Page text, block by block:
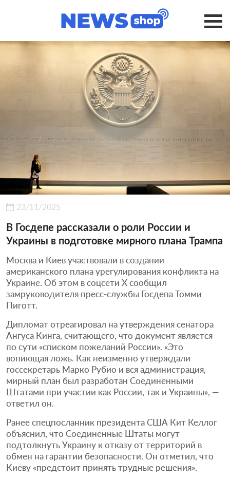
23/11/2025
В Госдепе рассказали о роли России и
Украины в подготовке мирного плана Трампа
Москва и Киев участвовали в создании
американского плана урегулирования конфликта на
Украине. Об этом в соцсети X сообщил
замруководителя пресс-службы Госдепа Томми
Пиготт.
Дипломат отреагировал на утверждения сенатора
Ангуса Кинга, считающего, что документ является
по сути «списком пожеланий России». «Это
вопиющая ложь. Как неизменно утверждали
госсекретарь Марко Рубио и вся администрация,
мирный план был разработан Соединенными
Штатами при участии как России, так и Украины», —
ответил он.
Ранее спецпосланник президента США Кит Келлог
объяснил, что Соединенные Штаты могут
подтолкнуть Украину к отказу от территорий в
обмен на гарантии безопасности. Он отметил, что
Киеву «предстоит принять трудные решения».